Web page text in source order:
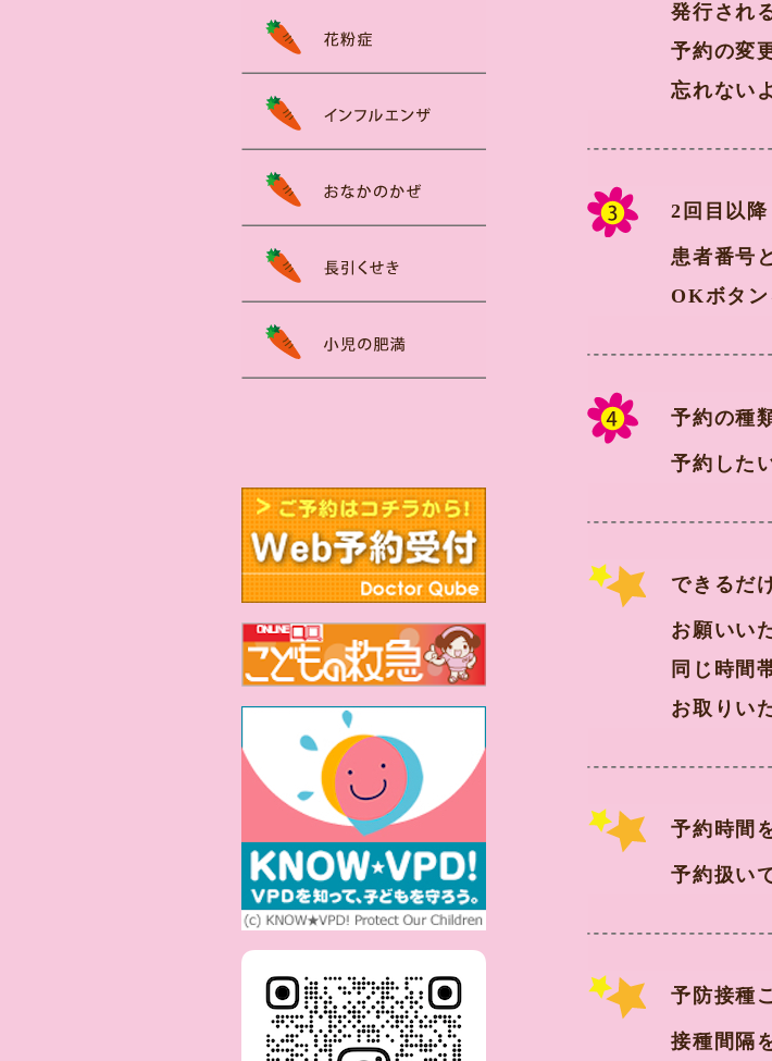
発行され
予約の変
忘れない
2回目以
患者番号
OKボタン
予約の種
予約した
できるだ
お願いい
同じ時間
お取りい
予約時間
予約扱い
予防接種
接種間隔